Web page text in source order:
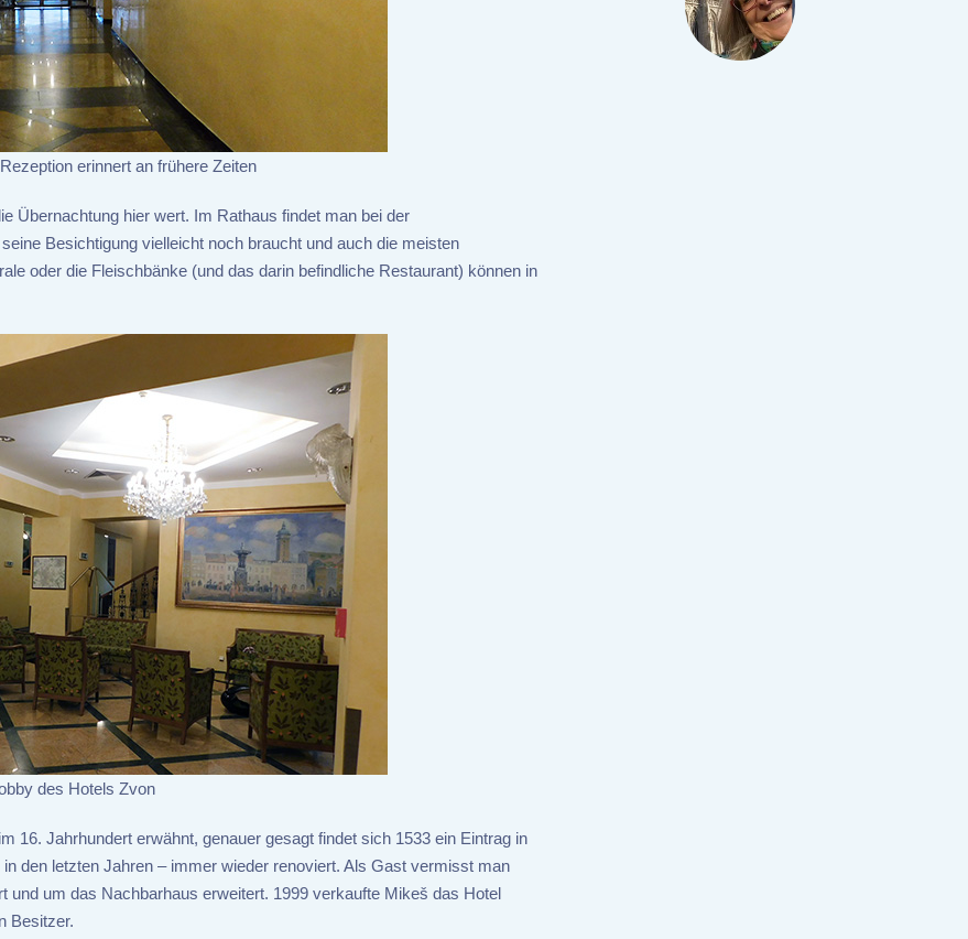
erinnert an frühere Zeiten
Übernachtung hier wert. Im Rathaus findet man bei der
Besichtigung vielleicht noch braucht und auch die meisten
oder die Fleischbänke (und das darin befindliche Restaurant) können in
des Hotels Zvon
16. Jahrhundert erwähnt, genauer gesagt findet sich 1533 ein Eintrag in
den letzten Jahren – immer wieder renoviert. Als Gast vermisst man
um das Nachbarhaus erweitert. 1999 verkaufte Mikeš das Hotel
Besitzer.